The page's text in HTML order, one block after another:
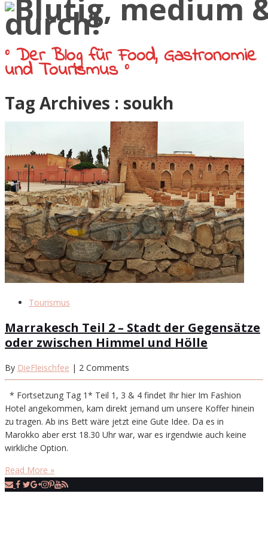
° Der Blog für Food, Gastronomie
und Tourismus °
Tag Archives : soukh
Tourismus
Marrakesch Teil 2 – Stadt der Gegensätze
oder zwischen Himmel und Hölle
By DieFleischfee | 2 Comments
* Fortsetzung Tag 1* Teil 1, 3 & 4 findet Ihr hier Im Fashion
Hotel angekommen, kam direkt jemand um unsere Koffer hinein
zu tragen. Ab ins Bett wäre jetzt eine Gute Idee. Da es in
Marokko aber erst 18.30 Uhr war, war es irgendwie auch keine
wirkliche Option.
Read More »